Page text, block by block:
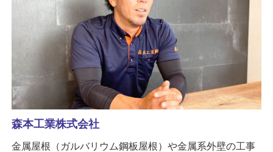
森本工業株式会社
金属屋根（ガルバリウム鋼板屋根）や金属系外壁の工事